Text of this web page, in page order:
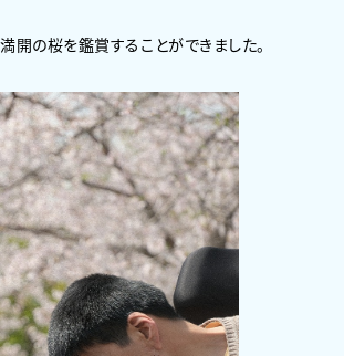
開の桜を鑑賞することができました。